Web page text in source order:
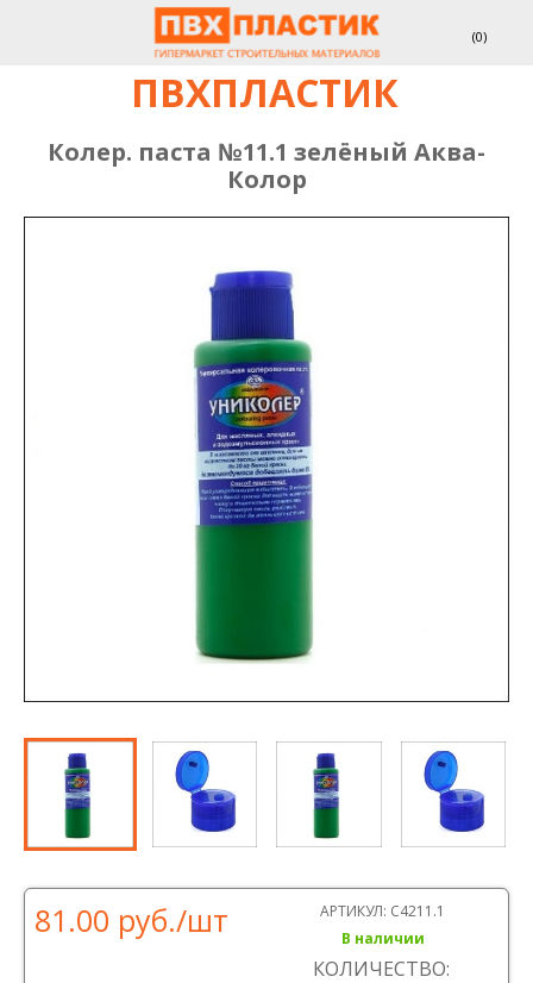
(0)
ПВХПЛАСТИК
Колер. паста №11.1 зелёный Аква-
Колор
81.00 руб./шт АРТИКУЛ: С4211.1
В наличии
КОЛИЧЕСТВО: